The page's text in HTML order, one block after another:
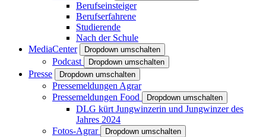
Berufseinsteiger
Berufserfahrene
Studierende
Nach der Schule
MediaCenter
Dropdown umschalten
Podcast Dropdown umschalten
Presse Dropdown umschalten
Pressemeldungen Agrar
Pressemeldungen Food
Dropdown umschalten
DLG kürt Jungwinzerin und Jungwinzer des
Jahres 2024
Fotos-Agrar
Dropdown umschalten